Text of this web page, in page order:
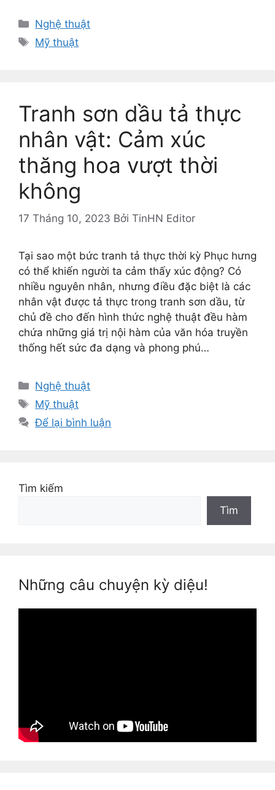
Danh
mục
Nghệ thuật
Thẻ
Mỹ thuật
Tranh sơn dầu tả thực
nhân vật: Cảm xúc
thăng hoa vượt thời
không
17 Tháng 10, 2023 Bởi TinHN Editor
Tại sao một bức tranh tả thực thời kỳ Phục hưng
có thể khiến người ta cảm thấy xúc động? Có
nhiều nguyên nhân, nhưng điều đặc biệt là các
nhân vật được tả thực trong tranh sơn dầu, từ
chủ đề cho đến hình thức nghệ thuật đều hàm
chứa những giá trị nội hàm của văn hóa truyền
thống hết sức đa dạng và phong phú…
Danh
mục
Nghệ thuật
Thẻ
Mỹ thuật
Để lại bình luận
Tìm kiếm
Tìm
Những câu chuyện kỳ diệu!